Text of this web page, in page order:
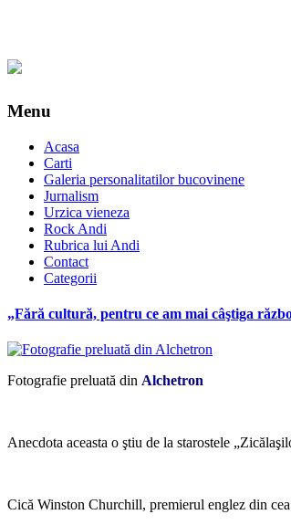
Menu
Acasa
Carti
Galeria personalitatilor bucovinene
Jurnalism
Urzica vieneza
Rock Andi
Rubrica lui Andi
Contact
Categorii
„Fără cultură, pentru ce am mai câştiga
Fotografie preluată din Alchetron
Anecdota aceasta o ştiu de la starostele
Cică Winston Churchill, premierul englez din